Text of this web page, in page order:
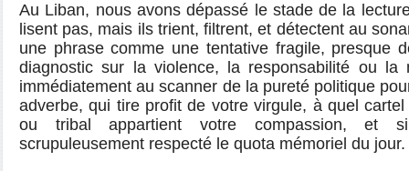
Au Liban, nous avons dépassé le stade de la
lisent pas, mais ils trient, filtrent, et détectent au
une phrase comme une tentative fragile, presque
diagnostic sur la violence, la responsabilité ou
immédiatement au scanner de la pureté politique
adverbe, qui tire profit de votre virgule, à quel
ou tribal appartient votre compassion, et
scrupuleusement respecté le quota mémoriel du jour.